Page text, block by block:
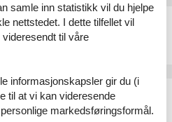
samle inn statistikk vil du hjelpe
nettstedet. I dette tilfellet vil
til våre
informasjonskapsler gir du (i
til at vi kan videresende
markedsføringsformål.